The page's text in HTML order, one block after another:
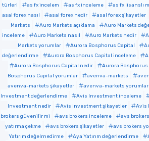
türleri
as fx incelem as fx inceleme as fx lisanslı
asal forex nasıl
asal forex nedir asal forex şikayetler
Markets
Auro Markets açıklama Auro Markets
inceleme
Auro Markets nasıl Auro Markets nedir
Markets yorumlar
Aurora Bosphorus Capital
değerlendirme
Aurora Bosphorus Capital inceleme
Aurora Bosphorus Capital nedir
Aurora
Bosphorus Capital yorumlar
avenva-markets
avenva-markets şikayetler
avenva-markets yorumlar
Investment değerlendirme
Avis Investment inceleme
Investment nedir
Avis Investment şikayetler Avis
brokers güvenilir mi
avs brokers inceleme avs
yatırma çekme
avs brokers şikayetler avs brokers
Yatırım değelrnedirme
Aya Yatırım değerlendirme